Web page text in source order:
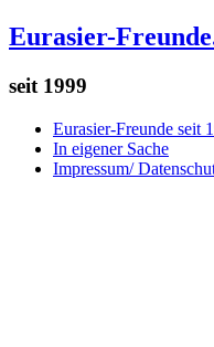
Eurasier-
seit 1999
Eurasier-Freunde seit
In eigener Sache
Impressum/